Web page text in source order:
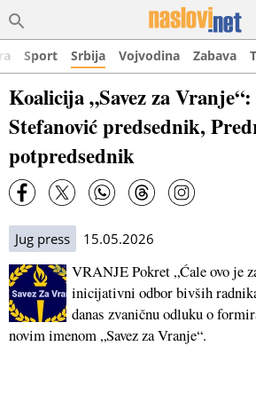
Sport Srbija Vojvodina Zabava
Koalicija „Savez za
Stefanović predsednik,
potpredsednik
Jug press 15.05.2026
VRANJE Pokret „Ćale ovo je
inicijativni odbor bivših
danas zvaničnu odluku o
novim imenom „Savez za Vranje“.